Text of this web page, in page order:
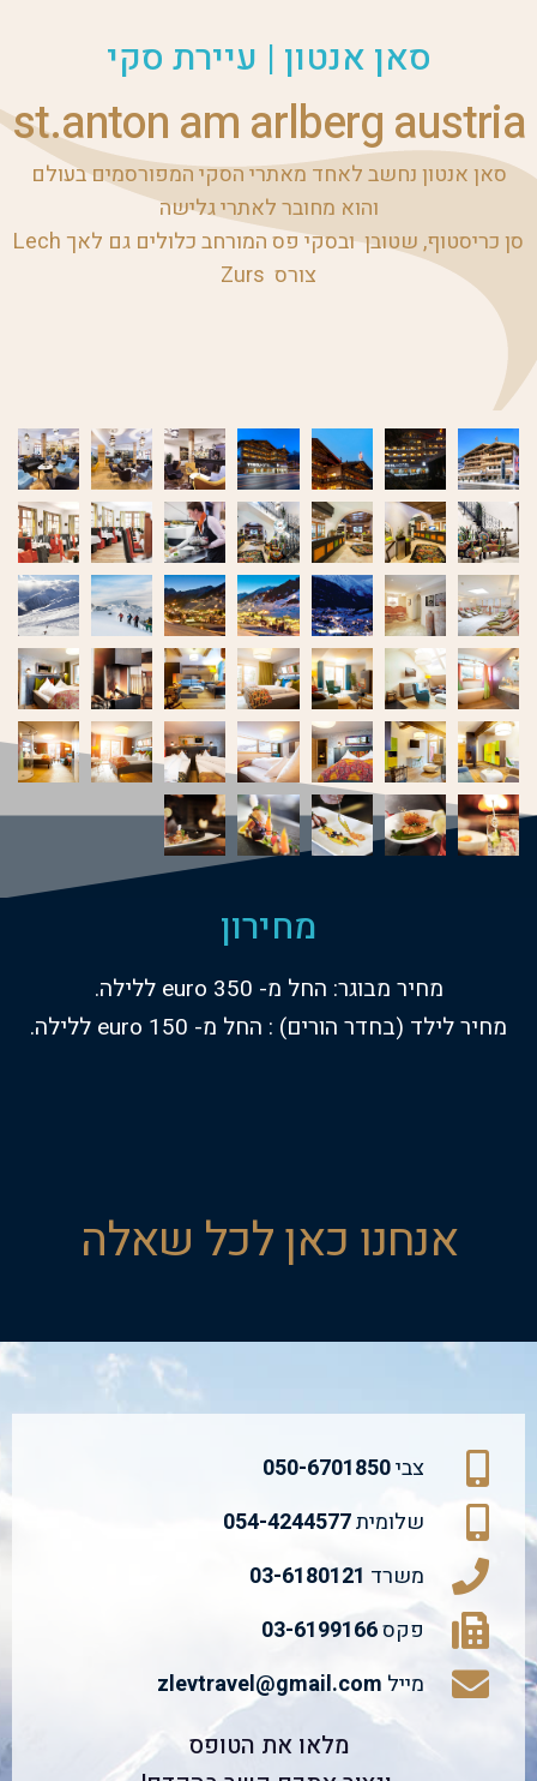
סאן אנטון | עיירת סקי
st.anton am arlberg austria
סאן אנטון נחשב לאחד מאתרי הסקי המפורסמים בעולם
והוא מחובר לאתרי גלישה
סן כריסטוף, שטובן ובסקי פס המורחב כלולים גם לאך Lech
צורס Zurs
מחירון
מחיר מבוגר: החל מ- 350 euro ללילה.
מחיר לילד (בחדר הורים) : החל מ- euro 150 ללילה.
אנחנו כאן לכל שאלה
צבי050-6701850
שלומית054-4244577
משרד 03-6180121
פקס03-6199166
מייל zlevtravel@gmail.com
מלאו את הטופס